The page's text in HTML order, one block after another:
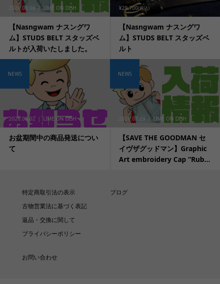
2026.08.08 LIME ON DISH
【Nasngwam ナスングワ
ム】STUDS BELT スタッズベ
ルトが入荷いたしました。
¥29,700(税込)
【Nasngwam ナスングワ
ム】STUDS BELT スタッズベ
ルト
2026.08.02 LIME ON DISH
お盆期間中の商品発送につい
て
NEWS
2026.07.29 LIME ON DISH
【SAVE THE GOODMAN セ
イヴザグッドマン】Graphic
Art embroidery Cap “Rub...
NEWS
特定商取引法の表示
古物営業法に基づく表記
返品・交換に関して
プライバシーポリシー
ブログ
お問い合わせ